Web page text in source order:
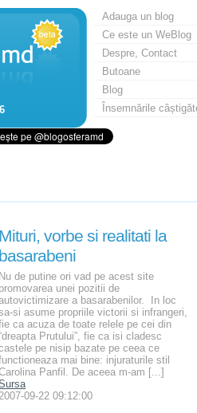
Adauga un blog
Ce este un WeBlog
Despre, Contact
Butoane
Blog
Însemnările
Mituri, vorbe si realitati la
basarabeni
Nu de putine ori vad pe acest site
promovarea unei pozitii de
a basarabenilor. In loc
si asume propriile victorii si infrangeri,
ca acuza de toate relele pe cei din
Prutului”, fie ca isi cladesc
pe nisip bazate pe ceea ce
mai bine: injuraturile stil
Panfil. De aceea m-am [...]
09-22 09:12:00